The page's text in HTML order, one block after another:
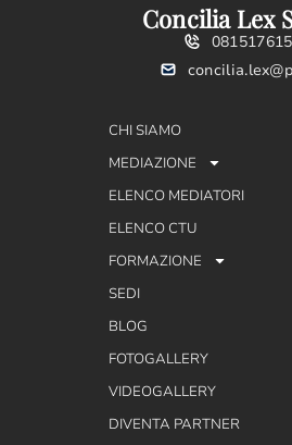
Concilia Lex
CHI SIAMO
MEDIAZIONE
ELENCO MEDIATORI
ELENCO CTU
FORMAZIONE
SEDI
BLOG
FOTOGALLERY
VIDEOGALLERY
DIVENTA PARTNER